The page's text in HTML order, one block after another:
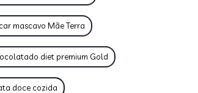
mascavo Mãe Terra
diet premium Gold
doce cozida